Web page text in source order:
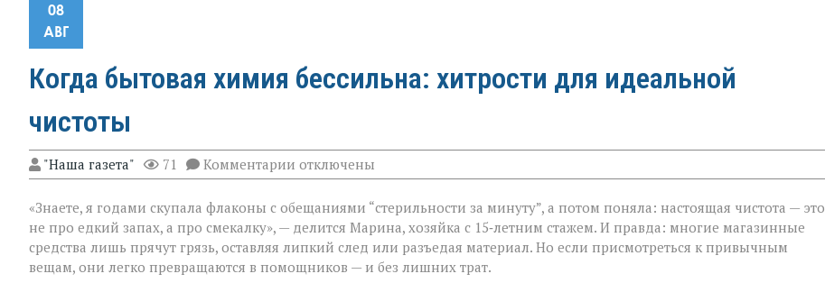
08
АВГ
Когда бытовая химия бессильна: хитрости для идеальной
чистоты
"Наша газета" 71 Комментарии к
записи
бытовая
химия
бессильна:
хитрости
для
отключены
«Знаете, я годами скупала флаконы с обещаниями “стерильности за минуту”, а потом поняла: настоящая чистота — это
не про едкий запах, а про смекалку», — делится Марина, хозяйка с 15‑летним стажем. И правда: многие магазинные
средства лишь прячут грязь, оставляя липкий след или разъедая материал. Но если присмотреться к привычным
вещам, они легко превращаются в помощников — и без лишних трат.